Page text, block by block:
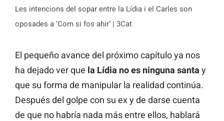
Les intencions del sopar entre la Lídia i el Carles son
oposades a ‘Com si fos ahir’ | 3Cat
El pequeño avance del próximo capítulo ya nos
ha dejado ver que la Lídia no es ninguna santa y
que su forma de manipular la realidad continúa.
Después del golpe con su ex y de darse cuenta
de que no habría nada más entre ellos, hablará